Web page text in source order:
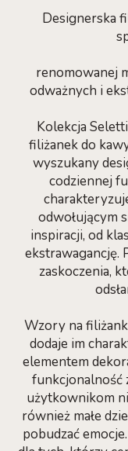
Designerska
renomowanej
odważnych i
Kolekcja
filiżanek do
wyszukany
codziennej
odwołującym
inspiracji, od
ekstrawagancję.
zaskoczenia,
Wzory na
dodaje im
elementem
funkcjonalność
użytkownikom
również małe
pobudzać